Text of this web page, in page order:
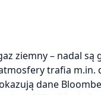
ziemny – nadal
trafia
dane